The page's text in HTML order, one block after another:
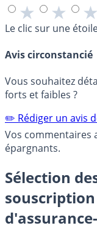
★ ★ ★
Le clic sur une
Avis circonstancié
Vous souhaitez
forts et faibles ?
✏️ Rédiger un avis
Vos commentaires
épargnants.
Sélection